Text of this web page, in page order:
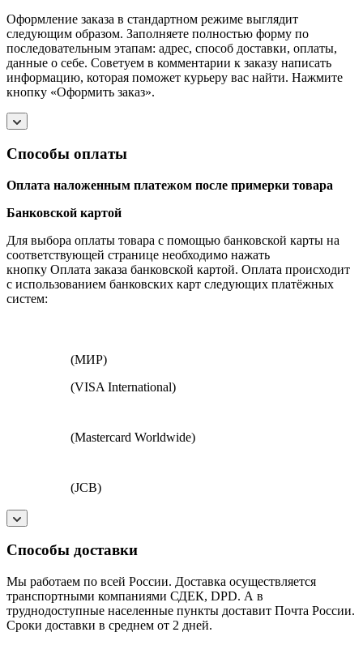
Оформление заказа в стандартном режиме выглядит
следующим образом. Заполняете полностью форму по
последовательным этапам: адрес, способ доставки, оплаты,
данные о себе. Советуем в комментарии к заказу написать
информацию, которая поможет курьеру вас найти. Нажмите
кнопку «Оформить заказ».
Способы оплаты
Оплата наложенным платежом после примерки товара
Банковской картой
Для выбора оплаты товара с помощью банковской карты на
соответствующей странице необходимо нажать
кнопку Оплата заказа банковской картой. Оплата происходит
с использованием банковских карт следующих платёжных
систем:
(МИР)
(VISA International)
(Mastercard Worldwide)
(JCB)
Способы доставки
Мы работаем по всей России. Доставка осуществляется
транспортными компаниями СДЕК, DPD. А в
труднодоступные населенные пункты доставит Почта России.
Сроки доставки в среднем от 2 дней.